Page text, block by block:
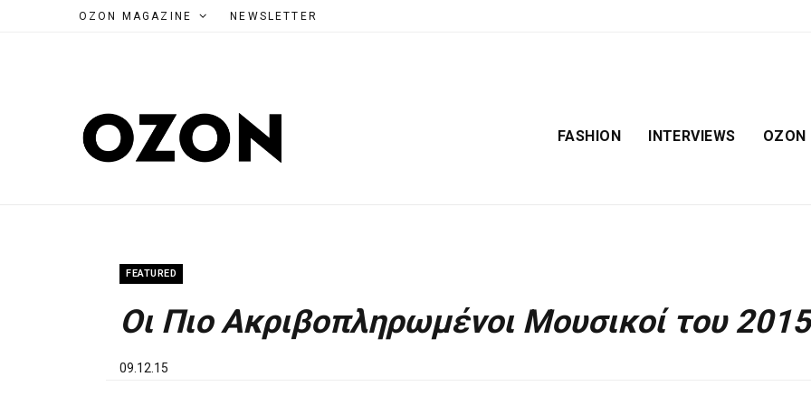
OZON MAGAZINE NEWSLETTER
FASHION INTERVIEWS OZON
FEATURED
Οι Πιο Ακριβοπληρωμένοι Μουσικοί του 2015
09.12.15